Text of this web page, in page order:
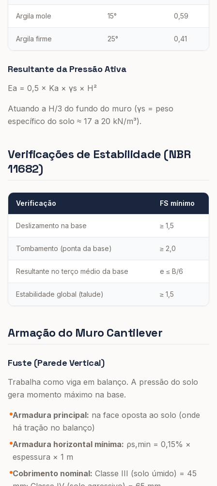
Argila mole 15° 0,59
Argila firme 25° 0,41
Resultante da Pressão Ativa
Ea = 0,5 × Ka × γs × H²
Atuando a H/3 do fundo do muro (γs = peso
específico do solo ≈ 17 a 20 kN/m³).
Verificações de Estabilidade (NBR
11682)
Verificação FS mínimo
Deslizamento na base ≥ 1,5
Tombamento (ponta da base) ≥ 2,0
Resultante no terço médio da base e ≤ B/6
Estabilidade global (talude) ≥ 1,5
Armação do Muro Cantilever
Fuste (Parede Vertical)
Trabalha como viga em balanço. A pressão do solo
gera momento máximo na base.
Armadura principal: na face oposta ao solo (onde
há tração no balanço)
Armadura horizontal mínima: ρs,min = 0,15% ×
espessura × 1 m
Cobrimento nominal: Classe III (solo úmido) = 45